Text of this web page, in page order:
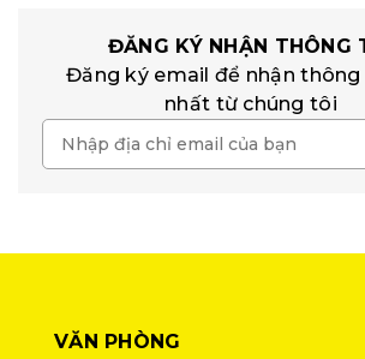
ĐĂNG KÝ NHẬN THÔNG
Đăng ký email để nhận
nhất từ chúng tôi
VĂN PHÒNG